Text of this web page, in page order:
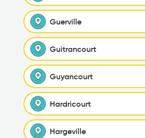
Guerville
Guitrancourt
Guyancourt
Hardricourt
Hargeville